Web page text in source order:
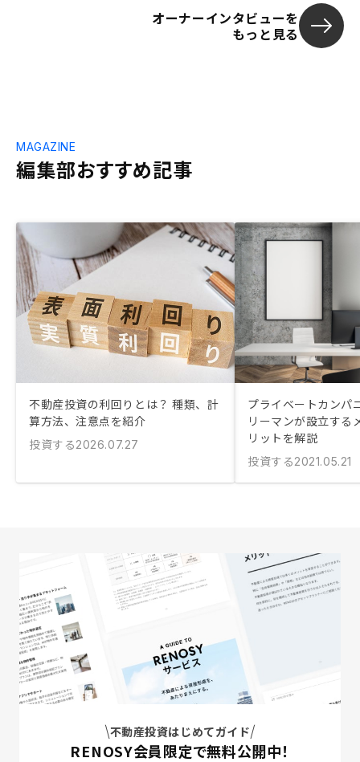
オーナーインタビューを
もっと見る
編集部おすすめ記事
MAGAZINE
不動産投資の利回りとは？ 種類、計
算方法、注意点を紹介
投資する2026.07.27
プライベートカンパ
リーマンが設立する
リットを解説
投資する2021.05.21
不動産投資はじめてガイド
RENOSY会員限定で無料公開中！